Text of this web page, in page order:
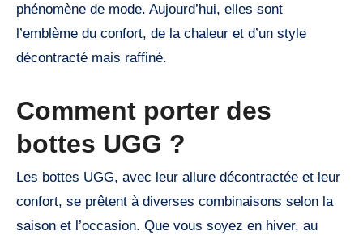
phénomène de mode. Aujourd’hui, elles sont
l’emblème du confort, de la chaleur et d’un style
décontracté mais raffiné.
Comment porter des
bottes UGG ?
Les bottes UGG, avec leur allure décontractée et leur
confort, se prêtent à diverses combinaisons selon la
saison et l’occasion. Que vous soyez en hiver, au